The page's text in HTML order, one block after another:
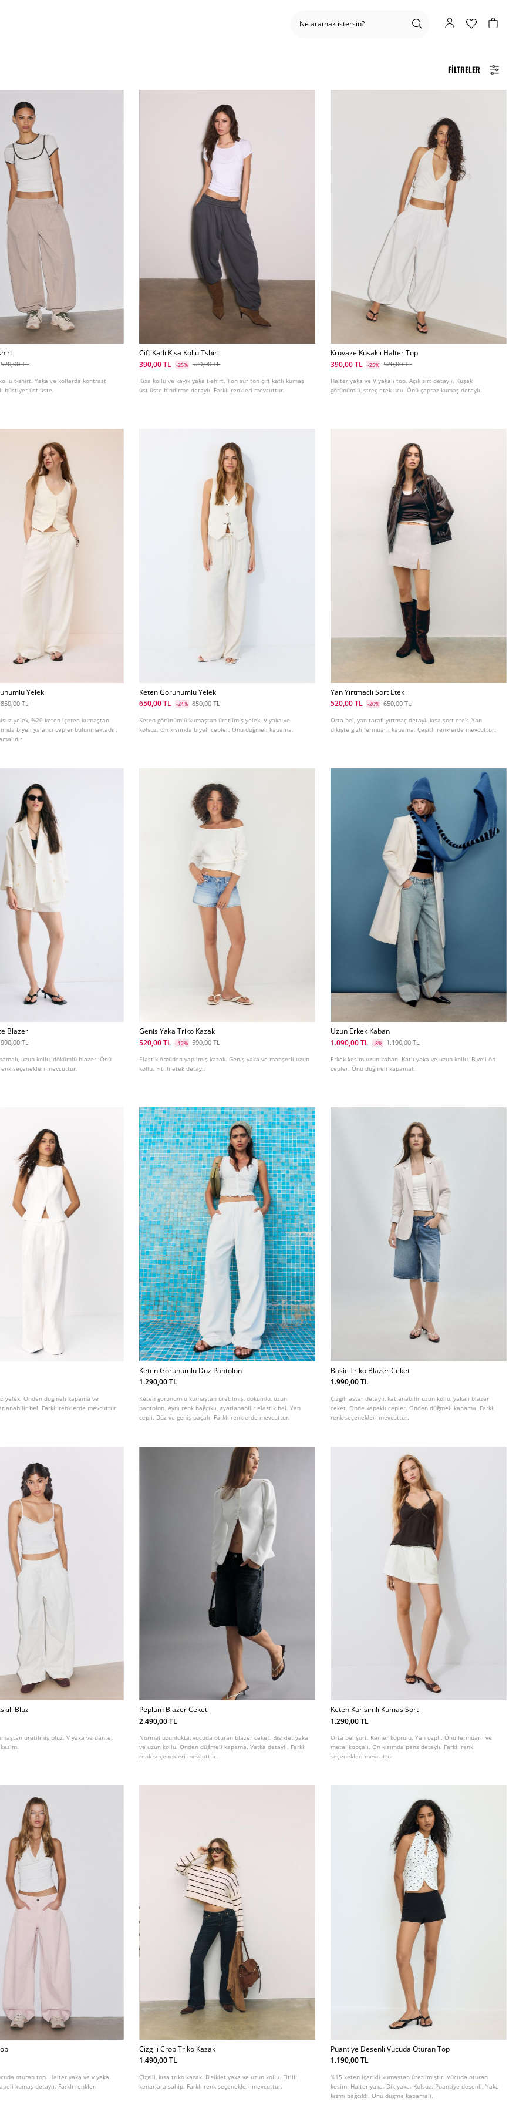
FILTRELER
520,00 TL
t-shirt. Yaka ve kollarda kontrast
büstiyer üst üste.
Cift Katlı Kısa Kollu Tshirt
390,00 TL
-25% 520,00 TL
Kısa kollu ve kayık yaka t-shirt. Ton sür ton çift katlı kumaş
üst üste bindirme detaylı. Farklı renkleri mevcuttur.
Kruvaze Kusaklı Halter Top
390,00 TL
-25% 520,00 TL
Halter yaka ve V yakalı top. Açık sırt detaylı. Kuşak
görünümlü, streç etek ucu. Önü çapraz kumaş detaylı.
Yelek
850,00 TL
yelek, %20 keten içeren kumaştan
biyeli yalancı cepler bulunmaktadır.
Keten Gorunumlu Yelek
650,00 TL
-24% 850,00 TL
Keten görünümlü kumaştan üretilmiş yelek. V yaka ve
kolsuz. Ön kısımda biyeli cepler. Önü düğmeli kapama.
Yan Yırtmaclı Sort Etek
520,00 TL
-20% 650,00 TL
Orta bel, yan tarafı yırtmaç detaylı kısa şort etek. Yan
dikişte gizli fermuarlı kapama. Çeşitli renklerde mevcuttur.
Blazer
990,00 TL
uzun kollu, dökümlü blazer. Önü
seçenekleri mevcuttur.
Genis Yaka Triko Kazak
520,00 TL
-12% 590,00 TL
Elastik örgüden yapılmış kazak. Geniş yaka ve manşetli uzun
kollu. Fitilli etek detayı.
Uzun Erkek Kaban
1.090,00 TL
-8% 1.190,00 TL
Erkek kesim uzun kaban. Katlı yaka ve uzun kollu. Biyeli ön
cepler. Önü düğmeli kapamalı.
yelek. Önden düğmeli kapama ve
bel. Farklı renklerde mevcuttur.
Keten Gorunumlu Duz Pantolon
1.290,00 TL
Keten görünümlü kumaştan üretilmiş, dökümlü, uzun
pantolon. Aynı renk bağcıklı, ayarlanabilir elastik bel. Yan
cepli. Düz ve geniş paçalı. Farklı renklerde mevcuttur.
Basic Triko Blazer Ceket
1.990,00 TL
Çizgili astar detaylı, katlanabilir uzun kollu, yakalı blazer
ceket. Önde kapaklı cepler. Önden düğmeli kapama. Farklı
renk seçenekleri mevcuttur.
Bluz
üretilmiş bluz. V yaka ve dantel
Peplum Blazer Ceket
2.490,00 TL
Normal uzunlukta, vücuda oturan blazer ceket. Bisiklet yaka
ve uzun kollu. Önden düğmeli kapama. Vatka detaylı. Farklı
renk seçenekleri mevcuttur.
Keten Karısımlı Kumas Sort
1.290,00 TL
Orta bel şort. Kemer köprülü. Yan cepli. Önü fermuarlı ve
metal kopçalı. Ön kısımda pens detaylı. Farklı renk
seçenekleri mevcuttur.
oturan top. Halter yaka ve v yaka.
kumaş detaylı. Farklı renkleri
Cizgili Crop Triko Kazak
1.490,00 TL
Çizgili, kısa triko kazak. Bisiklet yaka ve uzun kollu. Fitilli
kenarlara sahip. Farklı renk seçenekleri mevcuttur.
Puantiye Desenli Vucuda Oturan Top
1.190,00 TL
%15 keten içerikli kumaştan üretilmiştir. Vücuda oturan
kesim. Halter yaka. Dik yaka. Kolsuz. Puantiye desenli. Yaka
kısmı bağcıklı. Önü düğme kapamalı.